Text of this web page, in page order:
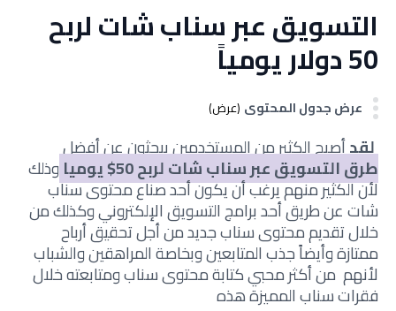
التسويق عبر سناب شات لربح
50 دولار يومياً
عرض جدول المحتوى (عرض)
لقدأصبح الكثير من المستخدمين يبحثون عن أفضل
طرقالتسويق عبر سناب شات لربح 50$ يوميا وذلك
لأن الكثير منهم يرغب أن يكون أحد صناع محتوى سناب
شات عن طريق أحد برامج التسويق الإلكتروني وكذلك من
خلال تقديم محتوى سناب جديد من أجل تحقيق أرباح
ممتازة وأيضاً جذب المتابعين وبخاصة المراهقين والشباب
لأنهم من أكثر محبي كتابة محتوى سناب ومتابعته خلال
فقرات سناب المميزة هذه